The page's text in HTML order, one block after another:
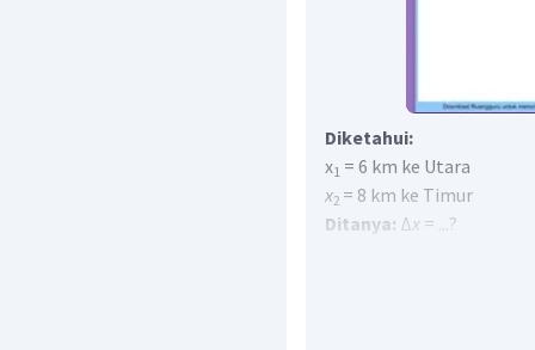
Diketahui:
x1 = 6 km ke Utara
x2 = 8 km ke Timur
Ditanya: ∆x = ...?